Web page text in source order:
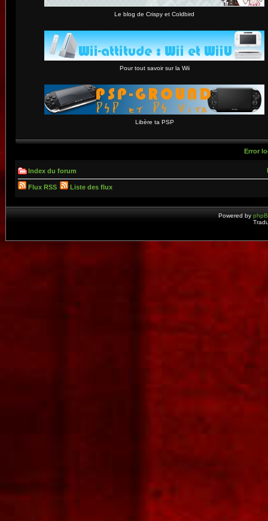
Le blog de Crispy et Coldbird
Pour tout savoir sur la Wii
Libère ta PSP
Error
Index du forum
Flux RSS Liste des flux
Powered by